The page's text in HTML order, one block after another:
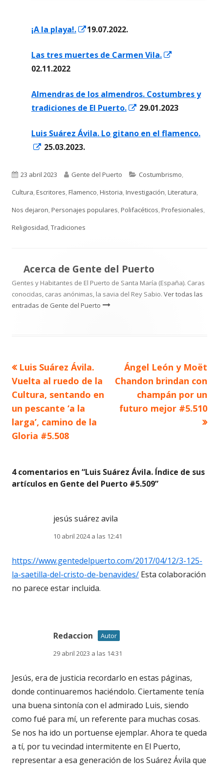
¡A la playa!.
Abrir
una
19.07.2022.
Las tres muertes de Carmen Vila.
ventana
nueva
02.11.2022
Almendras de los almendros. Costumbres y
tradiciones de El Puerto.
Abrir
una
29.01.2023
Luis Suárez Ávila. Lo gitano en el flamenco.
Abrir
una
ventana
25.03.2023.
Publicado
el
23 abril 2023 Autor
Gente del Puerto Categorías
Costumbrismo,
Cultura,Escritores,Flamenco,Historia,Investigación,Literatura,
Nos dejaron,Personajes populares,Polifacéticos,Profesionales,
Religiosidad,Tradiciones
Acerca de Gente del Puerto
Gentes y Habitantes de El Puerto de Santa María (España). Caras
conocidas, caras anónimas, la savia del Rey Sabio. Ver todas las
entradas de Gente del Puerto
Navegación
de
entradas
Artículo
anterior
Luis Suárez Ávila.
Vuelta al ruedo de la
Cultura, sentando en
un pescante ‘a la
larga’, camino de la
Gloria #5.508
Artículo
siguiente
Ángel León y Moët
Chandon brindan con
champán por un
futuro mejor #5.510
4 comentarios en “Luis Suárez Ávila. Índice de sus
artículos en Gente del Puerto #5.509”
jesús suárez avila
10 abril 2024 a las 12:41
https://www.gentedelpuerto.com/2017/04/12/3-125-
la-saetilla-del-cristo-de-benavides/ Esta colaboración
no parece estar incluida.
Redaccion
Autor
29 abril 2023 a las 14:31
Jesús, era de justicia recordarlo en estas páginas,
donde continuaremos haciéndolo. Ciertamente tenía
una buena sintonía con el admirado Luis, siendo
como fué para mí, un referente para muchas cosas.
Se nos ha ido un portuense ejemplar. Ahora te queda
a tí, por tu vecindad intermitente en El Puerto,
representar a esa generación de los Suárez Ávila que